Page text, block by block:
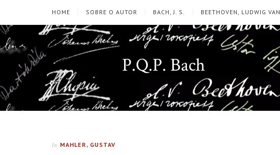
HOME SOBRE O AUTOR BACH, J. S. BEETHOVEN, LUDWIG VAN
P.Q.P. Bach
In MAHLER, GUSTAV